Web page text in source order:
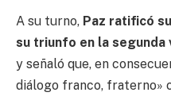
A su turno, Paz ratificó
su triunfo en la segunda
y señaló que, en
diálogo franco, fraterno»